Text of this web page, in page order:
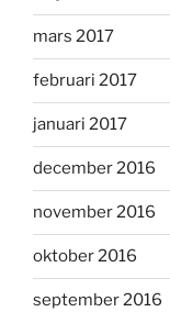
mars 2017
februari 2017
januari 2017
december 2016
november 2016
oktober 2016
september 2016